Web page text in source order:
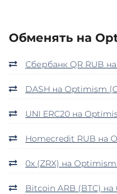
Обменять на
Сбербанк QR RUB
DASH на Optimism
UNI ERC20 на
Homecredit RUB на
0x (ZRX) на Optimism
Bitcoin ARB (BTC)